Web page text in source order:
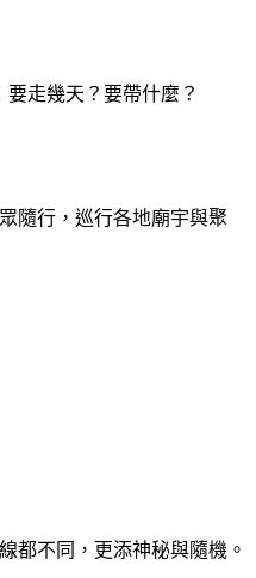
走幾天？要帶什麼？
隨行，巡行各地廟宇與聚
都不同，更添神秘與隨機。